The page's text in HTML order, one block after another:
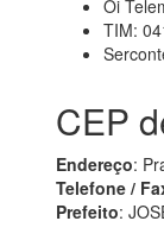
Oi
TIM:
CEP
Endereço:
Telefone /
Prefeito: